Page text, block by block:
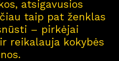
atsigavusios
taip pat ženklas
– pirkėjai
reikalauja kokybės